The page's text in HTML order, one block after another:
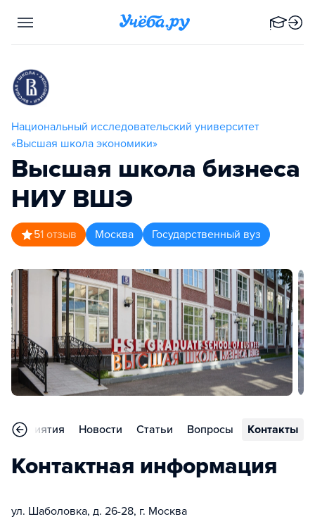
Национальный исследовательский университет
«Высшая школа экономики»
Высшая школа бизнеса
НИУ ВШЭ
51 отзыв Москва Государственный вуз
Новости Статьи Вопросы Контакты
Контактная информация
ул. Шаболовка, д. 26-28, г. Москва